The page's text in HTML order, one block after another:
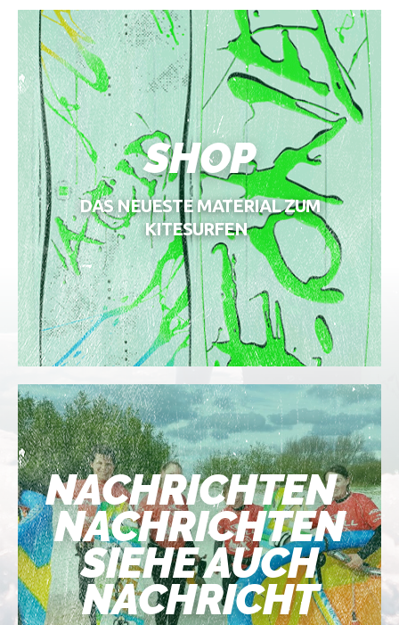
SHOP
DAS NEUESTE MATERIAL ZUM
KITESURFEN
NACHRICHTEN
NACHRICHTEN
SIEHE AUCH
NACHRICHT